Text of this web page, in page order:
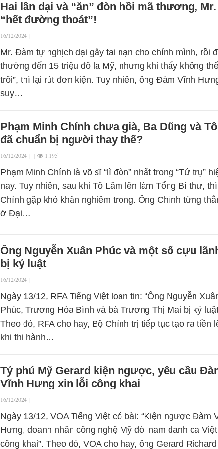
Hai lần dại và “ăn” đòn hồi mã thương,
“hết đường thoát”!
16/12/2024 |
Mr. Đàm tự nghịch dại gây tai nạn cho chính mình, rồi
thường đến 15 triệu đô la Mỹ, nhưng khi thấy không
trôi”, thì lại rút đơn kiện. Tuy nhiên, ông Đàm Vĩnh
suy…
Phạm Minh Chính chưa già, Ba Dũng và
đã chuẩn bị người thay thế?
16/12/2024 | | 1.195
Phạm Minh Chính là võ sĩ “lì đòn” nhất trong “Tứ trụ”
nay. Tuy nhiên, sau khi Tô Lâm lên làm Tổng Bí thư,
Chính gặp khó khăn nghiêm trọng. Ông Chính từng
ở Đại…
Ông Nguyễn Xuân Phúc và một số cựu
bị kỷ luật
16/12/2024 |
Ngày 13/12, RFA Tiếng Việt loan tin: “Ông Nguyễn
Phúc, Trương Hòa Bình và bà Trương Thị Mai bị kỷ
Theo đó, RFA cho hay, Bộ Chính trị tiếp tục tạo ra tiền
khi thi hành…
Tỷ phú Mỹ Gerard kiện ngược, yêu cầu
Vĩnh Hưng xin lỗi công khai
16/12/2024 |
Ngày 13/12, VOA Tiếng Việt có bài: “Kiện ngược Đàm
Hưng, doanh nhân công nghệ Mỹ đòi nam danh ca
công khai”. Theo đó, VOA cho hay, ông Gerard Richard